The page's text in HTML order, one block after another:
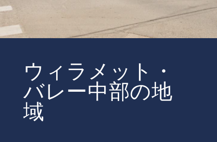
ウィラメット・
バレー中部の地
域